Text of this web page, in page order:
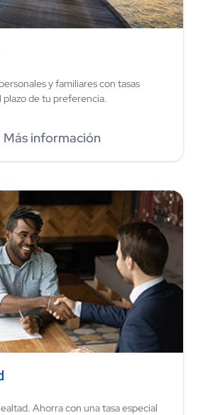
y familiares con tasas
de tu preferencia.
Más información
Ahorra con una tasa especial